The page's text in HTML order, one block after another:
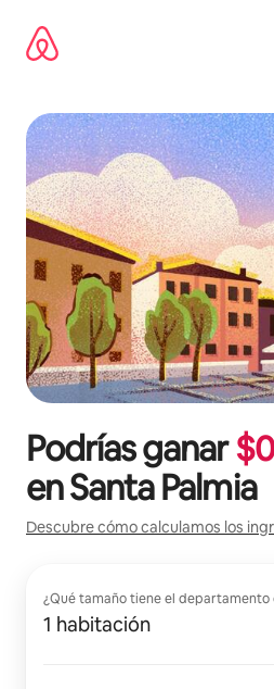
contenido
Podrías ganar$0
enSanta Palmia
Descubre cómo calculamos los
¿Qué tamaño tiene el departamento
1 habitación